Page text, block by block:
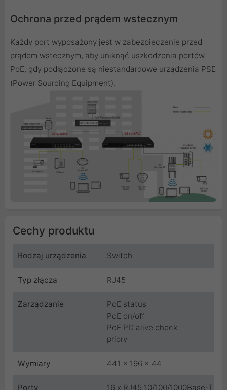
Ochrona przed prądem wstecznym
Każdy port wyposażony jest w zabezpieczenie przed
prądem wstecznym, aby uniknąć uszkodzenia portów
PoE, gdy podłączone są niestandardowe urządzenia PSE
(Power Sourcing Equipment).
Cechy produktu
Rodzaj urządzenia Switch
Typ złącza RJ45
Zarządzanie
PoE status
PoE on/off
PoE PD alive check
priory
Wymiary 441 x 196 x 44
Porty 16 x RJ45 10/100/1000Base-T